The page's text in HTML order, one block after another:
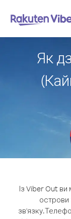
Як
Із Viber Out
острови
зв'язку.